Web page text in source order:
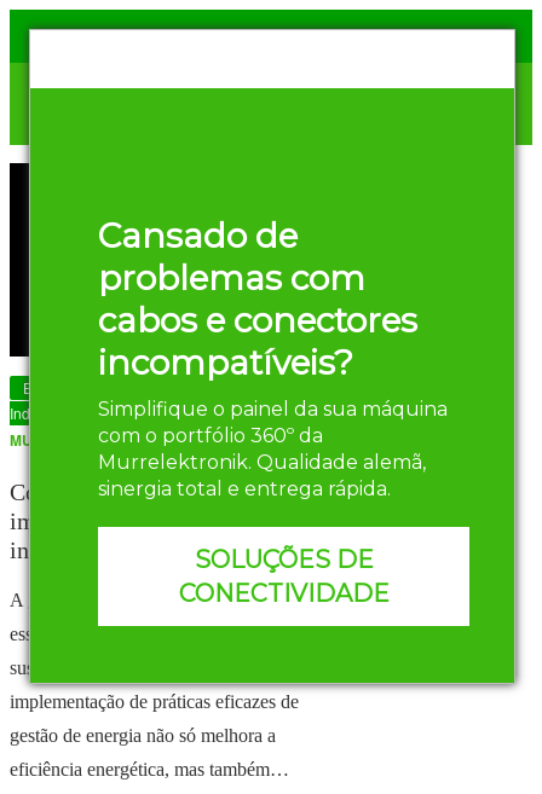
Cansado de
problemas com
cabos e conectores
incompatíveis?
Simplifique o painel da sua máquina
com o portfólio 360º da
Murrelektronik. Qualidade alemã,
sinergia total e entrega rápida.
SOLUÇÕES DE
CONECTIVIDADE
Eficiência Energética em Automação
Industrial
AUTORREDAÇÃO
MURRELEKTRONIK
- 2 DE JULHO DE 2024
Como a gestão de energia
impacta a sustentabilidade
industrial
A gestão de energia é um componente
essencial para promover a
sustentabilidade industrial. A
implementação de práticas eficazes de
gestão de energia não só melhora a
eficiência energética, mas também…